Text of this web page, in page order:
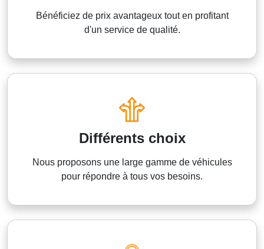
Bénéficiez de prix avantageux tout en profitant
d'un service de qualité.
Différents choix
Nous proposons une large gamme de véhicules
pour répondre à tous vos besoins.